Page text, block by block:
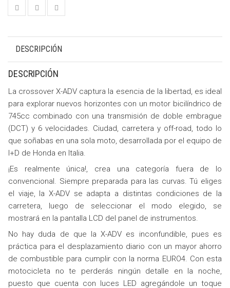
DESCRIPCIÓN
DESCRIPCIÓN
La crossover X-ADV captura la esencia de la libertad, es ideal
para explorar nuevos horizontes con un motor bicilíndrico de
745cc combinado con una transmisión de doble embrague
(DCT) y 6 velocidades. Ciudad, carretera y off-road, todo lo
que soñabas en una sola moto, desarrollada por el equipo de
I+D de Honda en Italia.
¡Es realmente única!, crea una categoría fuera de lo
convencional. Siempre preparada para las curvas. Tú eliges
el viaje, la X-ADV se adapta a distintas condiciones de la
carretera, luego de seleccionar el modo elegido, se
mostrará en la pantalla LCD del panel de instrumentos.
No hay duda de que la X-ADV es inconfundible, pues es
práctica para el desplazamiento diario con un mayor ahorro
de combustible para cumplir con la norma EURO4. Con esta
motocicleta no te perderás ningún detalle en la noche,
puesto que cuenta con luces LED agregándole un toque